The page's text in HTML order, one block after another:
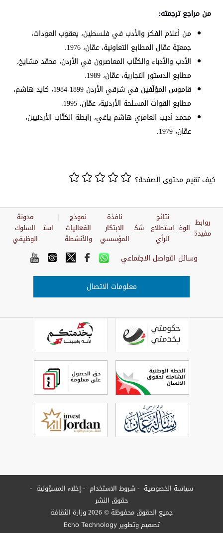
من مراجع ترجمته:
من أعلام الفكر والأدب في فلسطين، يعقوب العودات،
جمعيّة عمّال المطابع التعاونية، عمّان، 1976.
الأدب والأدباء والكتّاب المعاصرون في الأردن، محمّد مشايخ،
مطابع الدستور التجارية، عمّان، 1989.
قاموس المؤلّفين في شرقي الأردن 1899-1984، كايد هاشم،
مطابع القوات المسلحة الأردنية، عمّان، 1995.
محمد أديب العامري هاشم ياغي، رابطة الكتّاب الأردنيين،
عمّان، 1979.
كيف تقيم محتوى الصفحة؟
روابط
مفيدة الوظائف
نتائج
استطلاع
الرأي
شكاوي
نافذة
الابتكار
المؤسسي
نموذج
الفعاليات
والأنشطة
استبيان
مدونة
السلوك
الوظيفي
وسائل التواصل الاجتماعي
معلومات الاتصال
سياسة الخصوصية شروط الاستخدام
إخلاء المسؤولية
حقوق النشر
جميع الحقوق محفوظة © 2026 وزارة الثقافة
تصميم وتطويرEcho Technology